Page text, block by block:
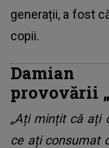
generații, a fost
copii.
Damian
provovării
„Ați mințit că ați
ce ați consumat